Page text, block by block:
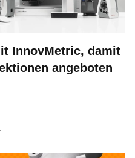
InnovMetric, damit
angeboten